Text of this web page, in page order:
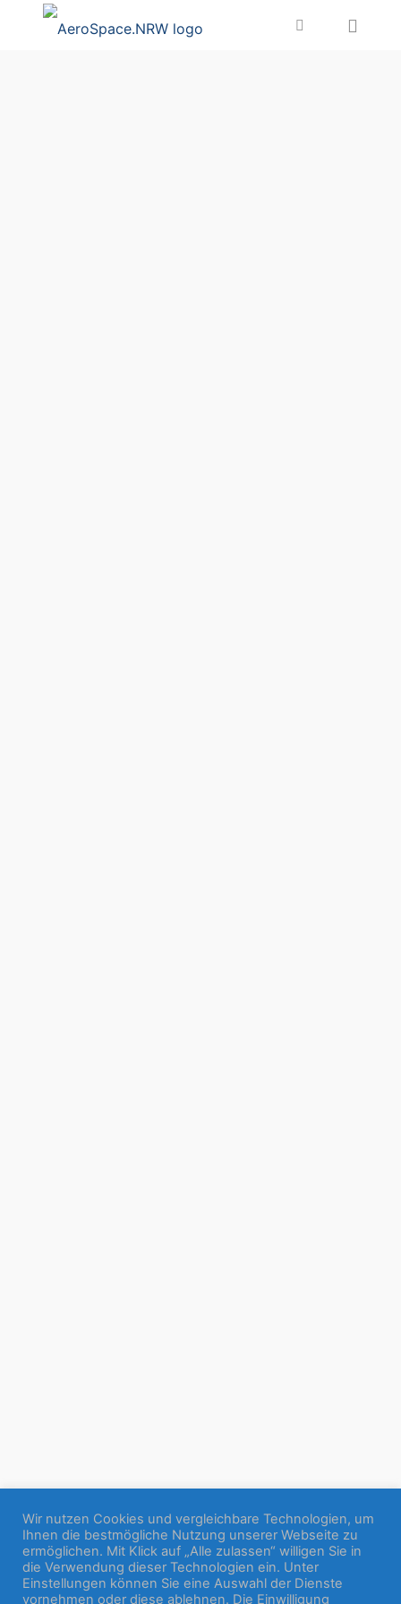
Wir nutzen Cookies und vergleichbare Technologien, um
Ihnen die bestmögliche Nutzung unserer Webseite zu
ermöglichen. Mit Klick auf „Alle zulassen“ willigen Sie in
die Verwendung dieser Technologien ein. Unter
Einstellungen können Sie eine Auswahl der Dienste
vornehmen oder diese ablehnen. Die Einwilligung